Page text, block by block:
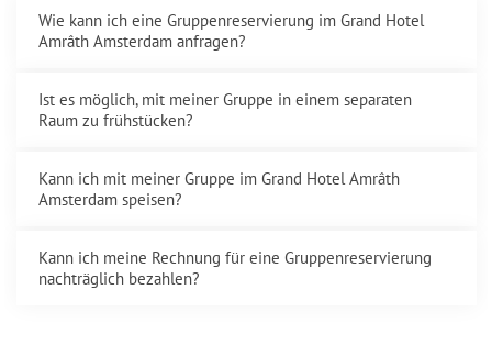
Wie kann ich eine Gruppenreservierung im Grand Hotel
Amrâth Amsterdam anfragen?
Ist es möglich, mit meiner Gruppe in einem separaten
Raum zu frühstücken?
Kann ich mit meiner Gruppe im Grand Hotel Amrâth
Amsterdam speisen?
Kann ich meine Rechnung für eine Gruppenreservierung
nachträglich bezahlen?